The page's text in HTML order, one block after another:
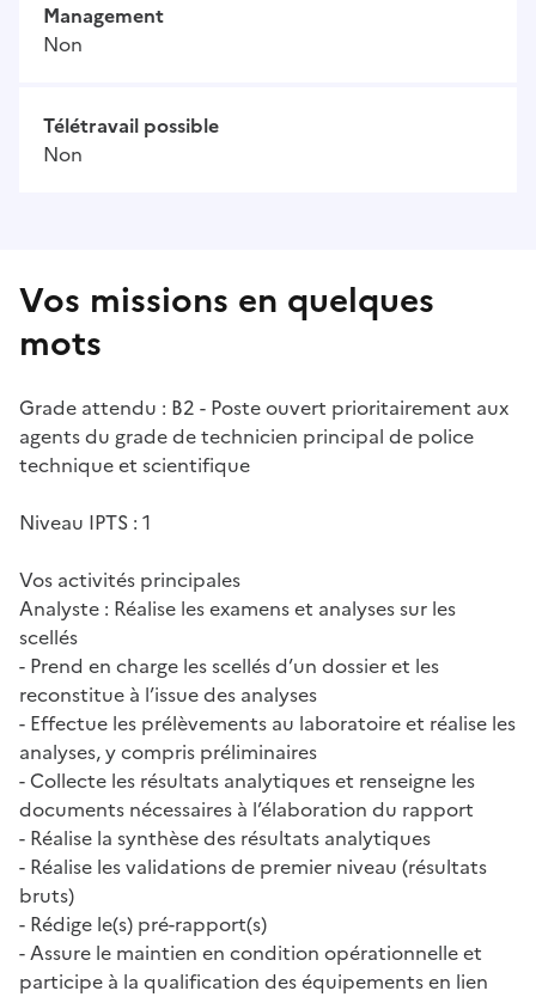
Management
Non
Télétravail possible
Non
Vos missions en quelques
mots
Grade attendu : B2 - Poste ouvert prioritairement aux
agents du grade de technicien principal de police
technique et scientifique
Niveau IPTS : 1
Vos activités principales
Analyste : Réalise les examens et analyses sur les
scellés
- Prend en charge les scellés d’un dossier et les
reconstitue à l’issue des analyses
- Effectue les prélèvements au laboratoire et réalise les
analyses, y compris préliminaires
- Collecte les résultats analytiques et renseigne les
documents nécessaires à l’élaboration du rapport
- Réalise la synthèse des résultats analytiques
- Réalise les validations de premier niveau (résultats
bruts)
- Rédige le(s) pré-rapport(s)
- Assure le maintien en condition opérationnelle et
participe à la qualification des équipements en lien